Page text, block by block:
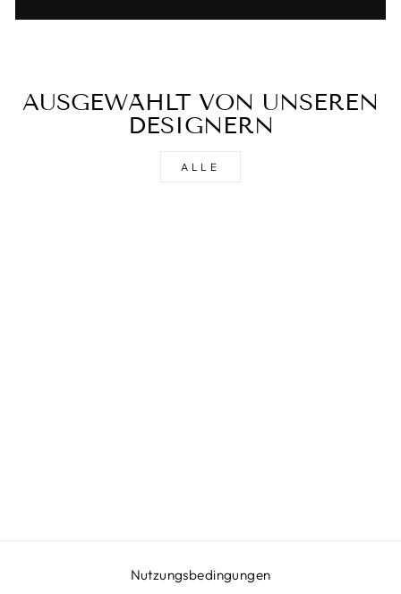
AUSGEWÄHLT VON UNSEREN
DESIGNERN
ALLE
Nutzungsbedingungen